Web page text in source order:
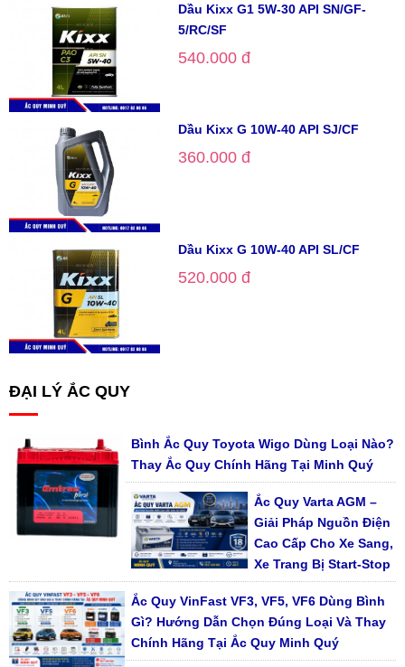
Dầu Kixx G1 5W-30 API SN/GF-
5/RC/SF
540.000 đ
Dầu Kixx G 10W-40 API SJ/CF
360.000 đ
Dầu Kixx G 10W-40 API SL/CF
520.000 đ
ĐẠI LÝ ẮC QUY
Bình Ắc Quy Toyota Wigo Dùng Loại Nào?
Thay Ắc Quy Chính Hãng Tại Minh Quý
Ắc Quy Varta AGM –
Giải Pháp Nguồn Điện
Cao Cấp Cho Xe Sang,
Xe Trang Bị Start-Stop
Ắc Quy VinFast VF3, VF5, VF6 Dùng Bình
Gì? Hướng Dẫn Chọn Đúng Loại Và Thay
Chính Hãng Tại Ắc Quy Minh Quý